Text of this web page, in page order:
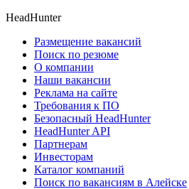
HeadHunter
Размещение вакансий
Поиск по резюме
О компании
Наши вакансии
Реклама на сайте
Требования к ПО
Безопасный HeadHunter
HeadHunter API
Партнерам
Инвесторам
Каталог компаний
Поиск по вакансиям в Алейске